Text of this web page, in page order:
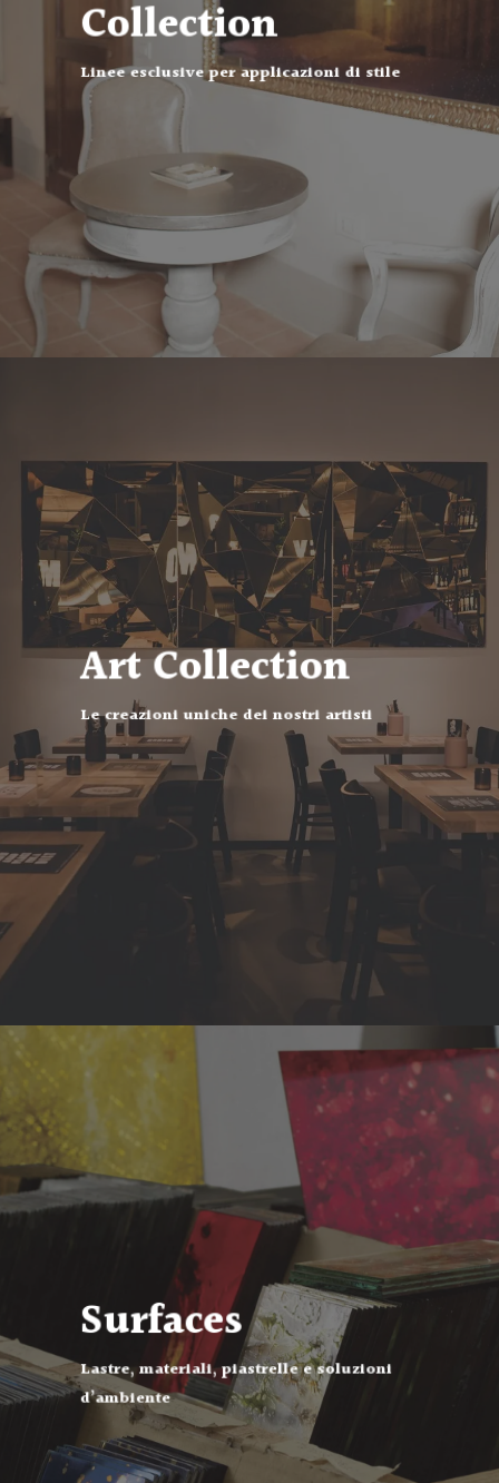
Collection
Linee esclusive per applicazioni di stile
Art Collection
Le creazioni uniche dei nostri artisti
Surfaces
Lastre, materiali, piastrelle e soluzioni
d’ambiente